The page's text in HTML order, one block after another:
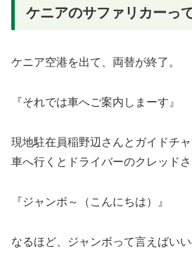
ケニアのサファリカーっ
ケニア空港を出て、両替が終了。
『それでは車へご案内しまーす』
現地駐在員稲野辺さんとガイドチ
車へ行くとドライバーのクレッドさ
『ジャンボ～（こんにちは）』
なるほど、ジャンボって言えばい